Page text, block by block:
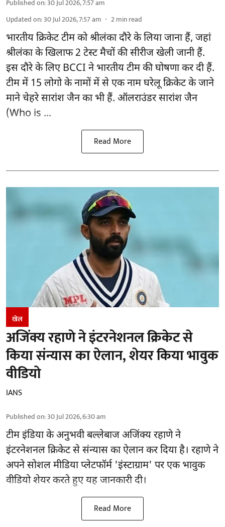
Published on:30 Jul 2026, 7:57 am
Updated on:30 Jul 2026, 7:57 am 2min read
भारतीय क्रिकेट टीम को श्रीलंका दौरे के लिया जाना हैं, जहां
श्रीलंका के खिलाफ 2 टेस्ट मैचों की सीरीज खेली जानी हैं.
इस दौरे के लिए BCCI ने भारतीय टीम की घोषणाकर दी हैं.
टीम में 15 लोगो के नामों में से एक नाम घरेलू क्रिकेट के जाने
माने चेहरे सारांश जैन का भी हैं. ऑलराउंडर सारांश जैन
(Who is ...
Read More
खेल
अजिंक्य रहाणे ने इंटरनेशनल क्रिकेट से
किया संन्यास का ऐलान, शेयर किया भावुक
वीडियो
IANS
Published on:30 Jul 2026, 6:30 am
टीम इंडिया के अनुभवी बल्लेबाज अजिंक्य रहाणे ने
इंटरनेशनल क्रिकेट से संन्यास का ऐलान कर दिया है। रहाणे ने
अपने सोशल मीडिया प्लेटफॉर्म 'इंस्टाग्राम' पर एक भावुक
वीडियो शेयर करते हुए यह जानकारी दी।
Read More